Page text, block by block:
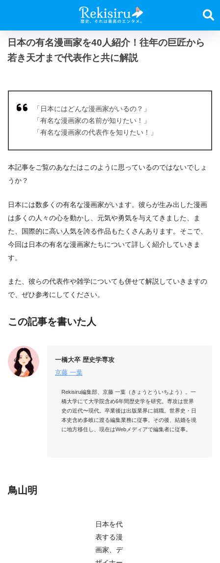
日本の有名漫画家を40人紹介！往年の巨匠から
若き天才まで代表作と共に解説
「日本にはどんな漫画家がいるの？」
「有名な漫画家の名前が知りたい！」
「有名な漫画家の代表作を知りたい！」
本記事をご覧のあなたはこのように思っているのではないでしょ
うか？
日本には数多くの有名な漫画家がいます。彼らが生み出した漫画
は多くの人々の心を動かし、元気や勇気を与えてきました、ま
た、国際的に高い人気を誇る作品もたくさんあります。そこで、
今回は日本の有名な漫画家たちについて詳しく紹介していきま
す。
また、彼らの代表作や雑学についても併せて解説していきますの
で、ぜひ参考にしてください。
この記事を書いた人
一橋大卒 歴史学専攻
京藤 一葉
Rekisiru編集部、京藤 一葉（きょうとういちよう）。一
橋大学にて大学院含め6年間歴史学を研究。専攻は世界
史の近代〜現代。卒業後は出版業界に就職。世界史・日
本史含め多岐に渡る編集業務に従事。その後、結婚を境
に地方移住し、現在はWebメディアで編集者に従事。
鳥山明
日本を代
表する漫
画家、デ